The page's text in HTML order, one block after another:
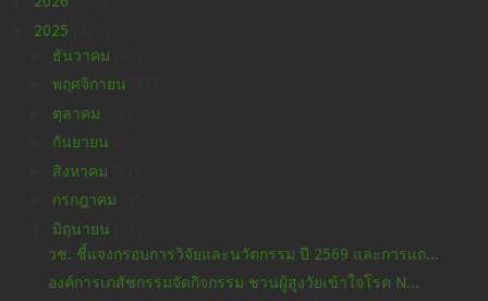
2025
ธันวาคม
พฤศจิกายน
ตุลาคม
กันยายน
สิงหาคม
กรกฎาคม
มิถุนายน
วช. ชี้แจงกรอบการวิจัยและนวัตกรรม ปี 2569 และการแถ...
องค์การเภสัชกรรมจัดกิจกรรม ชวนผู้สูงวัยเข้าใจโรค N...